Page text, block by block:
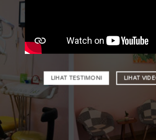
LIHAT TESTIMONI LIHAT